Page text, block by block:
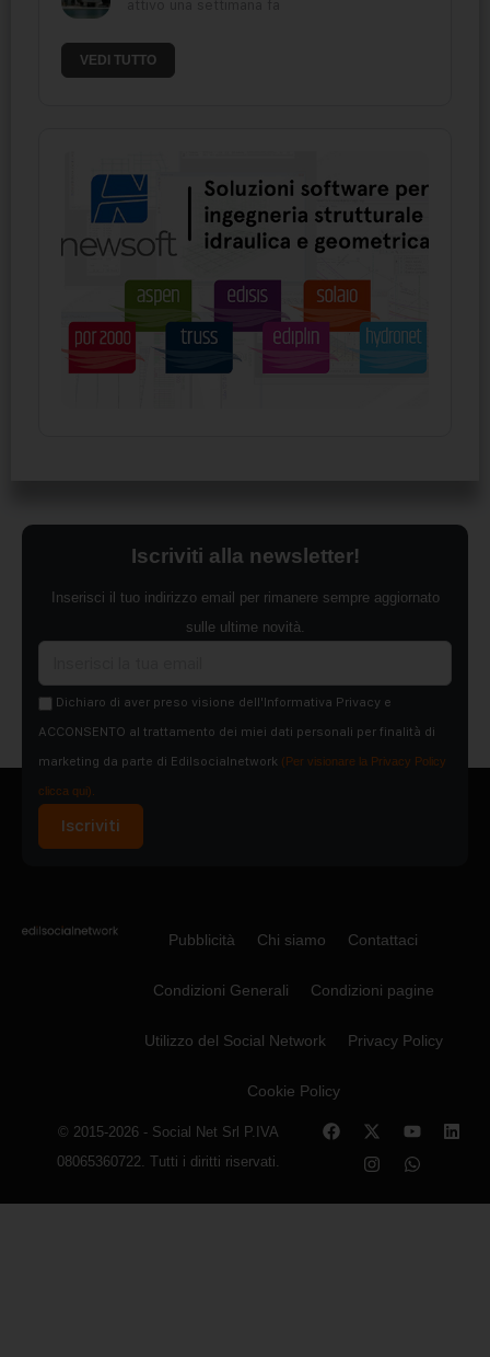
VEDI TUTTO
Iscriviti alla newsletter!
Inserisci il tuo indirizzo email per rimanere sempre aggiornato
sulle ultime novità.
Dichiaro di aver preso visione dell'Informativa Privacy e
ACCONSENTO al trattamento dei miei dati personali per finalità di
marketing da parte di Edilsocialnetwork (Per visionare la Privacy Policy
clicca qui).
Iscriviti
Pubblicità Chi siamo Contattaci
Condizioni Generali Condizioni pagine
Utilizzo del Social Network Privacy Policy
Cookie Policy
© 2015-2026 - Social Net Srl P.IVA
08065360722. Tutti i diritti riservati.